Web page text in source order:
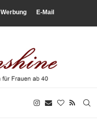
Werbung E-Mail